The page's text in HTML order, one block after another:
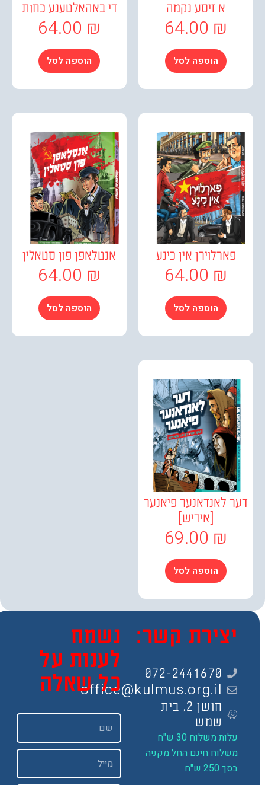
א זיסע נקמה
64.00
הוספה לסל
די באהאלטענע כחות
64.00
הוספה לסל
אין כינע
64.00
הוספה לסל
אנטלאפן פון סטאלין
64.00
הוספה לסל
לאנדאנער פיאנער
[אידיש]
69.00
הוספה לסל
קשר:
072-2441670
office@kulmus.org.il
חושן 2, בית
שמש
משלוח 30 ש"ח
חינם החל מקניה
נשמח
לענות על
כל שאלה
Email